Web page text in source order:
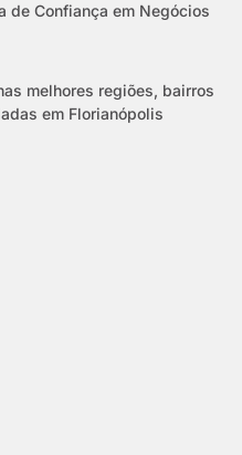
de Confiança em Negócios
melhores regiões, bairros
em Florianópolis